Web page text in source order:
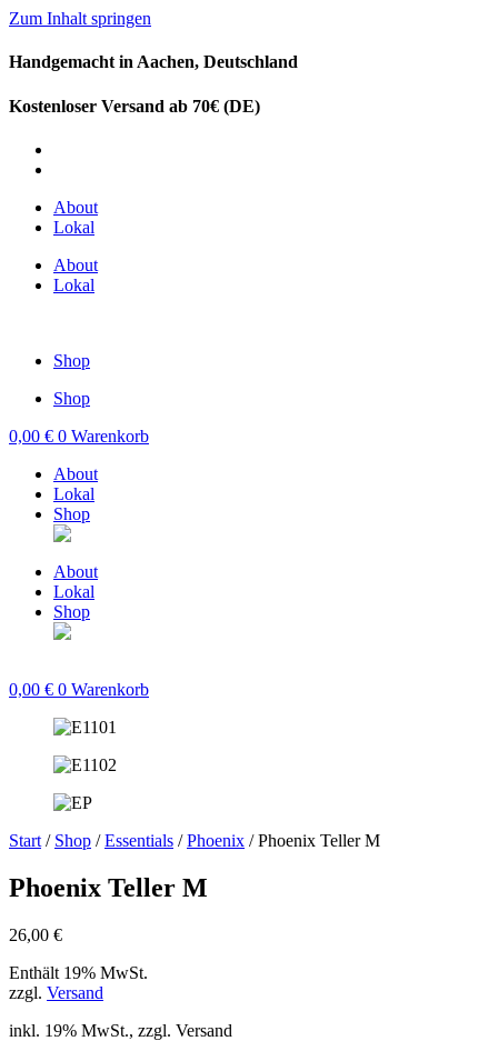
Zum Inhalt springen
Handgemacht in Aachen, Deutschland
Kostenloser Versand ab 70€ (DE)
About
Lokal
About
Lokal
Shop
Shop
0,00 € 0 Warenkorb
About
Lokal
Shop
About
Lokal
Shop
0,00 € 0 Warenkorb
Start / Shop /Essentials /Phoenix / Phoenix Teller M
Phoenix Teller M
26,00 €
Enthält 19% MwSt.
zzgl. Versand
inkl. 19% MwSt., zzgl. Versand